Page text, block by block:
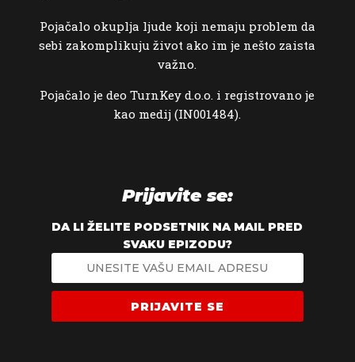
Pojačalo okuplja ljude koji nemaju problem da
sebi zakomplikuju život ako im je nešto zaista
važno.
Pojačalo je deo TurnKey d.o.o. i registrovano je
kao medij (IN001484).
Prijavite se:
DA LI ŽELITE PODSETNIK NA MAIL PRED
SVAKU EPIZODU?
PRIJAVITE SE